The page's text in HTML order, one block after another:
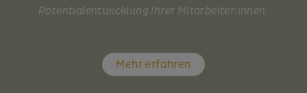
Potentialentwicklung Ihrer Mitarbeiter:innen.
Mehr erfahren